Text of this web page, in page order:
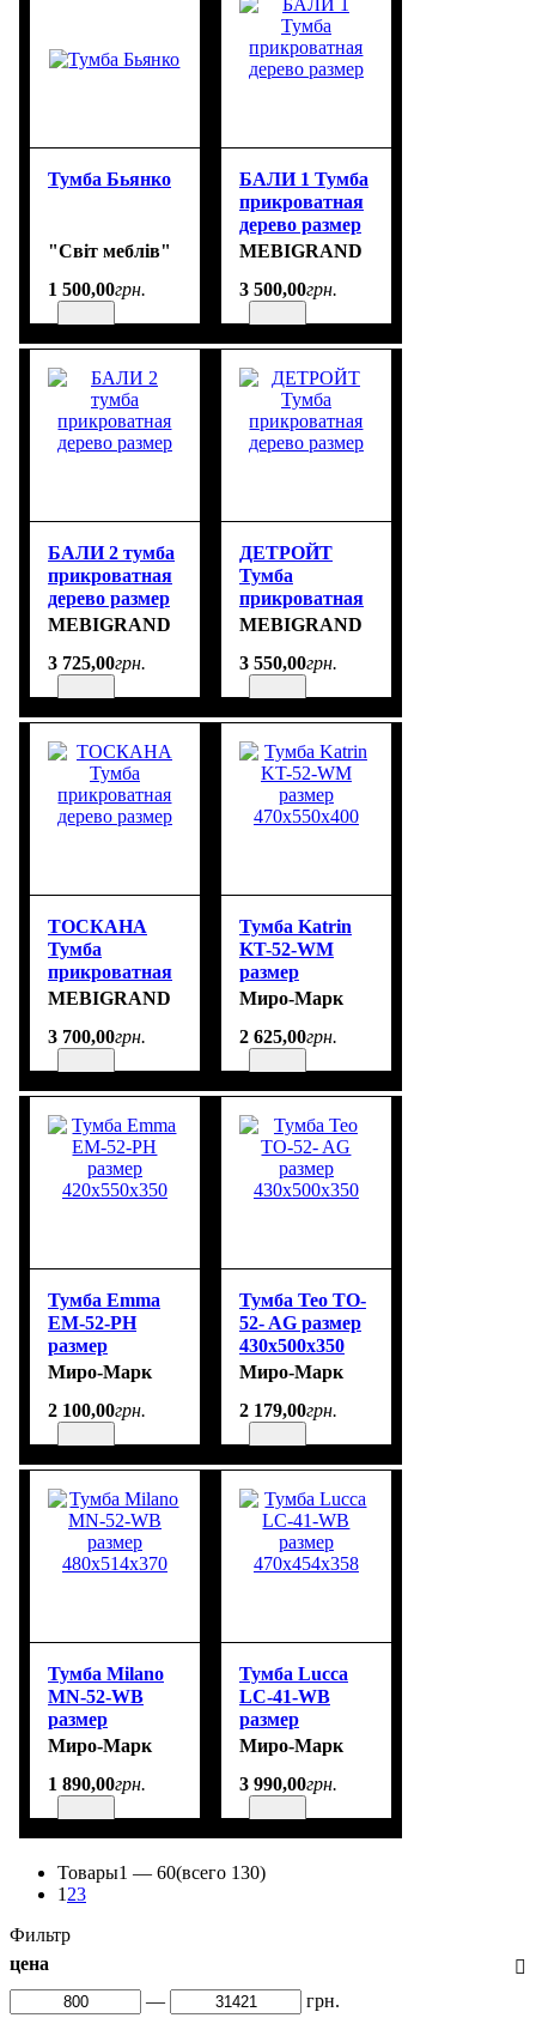
Тумба Бьянко
"Світ меблів"
1 500,00грн.
БАЛИ 1 Тумба
прикроватная
дерево размер
MEBIGRAND
3 500,00грн.
БАЛИ 2 тумба
прикроватная
дерево размер
MEBIGRAND
3 725,00грн.
ДЕТРОЙТ
Тумба
прикроватная
дерево размер
MEBIGRAND
3 550,00грн.
ТОСКАНА
Тумба
прикроватная
дерево размер
MEBIGRAND
3 700,00грн.
Тумба Katrin
KT-52-WM
размер
470x550x400
Миро-Марк
2 625,00грн.
Тумба Emma
EM-52-PH
размер
420x550x350
Миро-Марк
2 100,00грн.
Тумба Teo TO-
52- AG размер
430x500x350
Миро-Марк
2 179,00грн.
Тумба Milano
MN-52-WB
размер
480x514x370
Миро-Марк
1 890,00грн.
Тумба Lucca
LC-41-WB
размер
470x454x358
Миро-Марк
3 990,00грн.
Товары1 — 60(всего 130)
123
Фильтр
цена
—
грн.